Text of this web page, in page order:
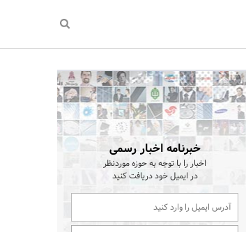
خبرنامه اخبار رسمی
اخبار را با توجه به حوزه موردنظر
در ایمیل خود دریافت کنید